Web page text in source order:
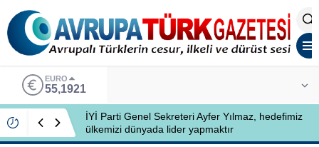
EURO
55,1921
İYİ Parti Genel Sekreteri Ayfer Yılmaz, hedefimiz
ülkemizi dünyada lider yapmaktır